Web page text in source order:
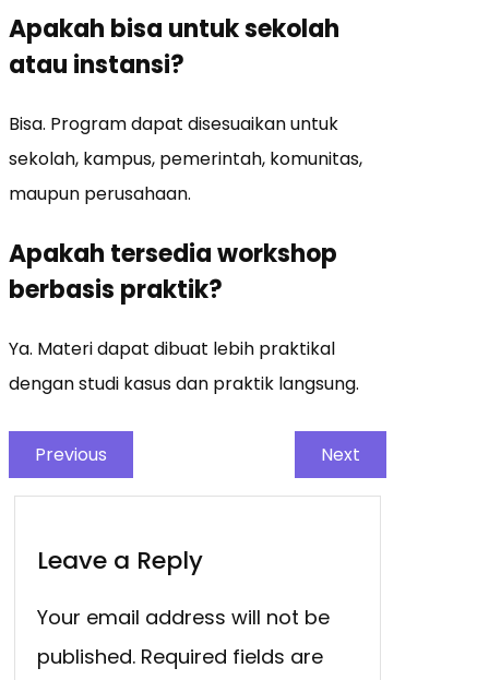
Apakah bisa untuk sekolah
atau instansi?
Bisa. Program dapat disesuaikan untuk
sekolah, kampus, pemerintah, komunitas,
maupun perusahaan.
Apakah tersedia workshop
berbasis praktik?
Ya. Materi dapat dibuat lebih praktikal
dengan studi kasus dan praktik langsung.
Previous Next
Leave a Reply
Your email address will not be
published. Required fields are